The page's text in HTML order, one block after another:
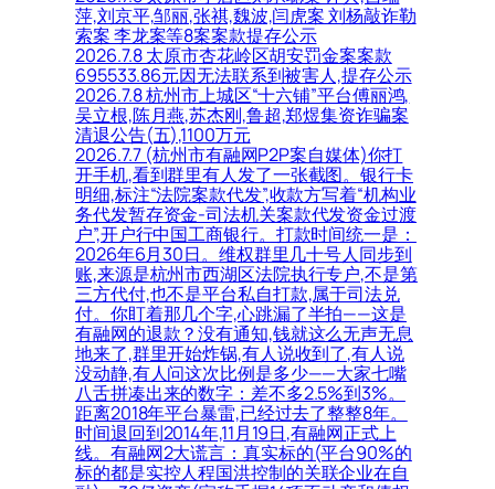
萍,刘京平,邹丽,张祺,魏波,闫虎案 刘杨敲诈勒
索案 李龙案等8案案款提存公示
2026.7.8 太原市杏花岭区胡安罚金案案款
695533.86元因无法联系到被害人,提存公示
2026.7.8 杭州市上城区“十六铺”平台傅丽鸿,
吴立根,陈月燕,苏杰刚,鲁超,郑煜集资诈骗案
清退公告(五),1100万元
2026.7.7 (杭州市有融网P2P案自媒体)你打
开手机,看到群里有人发了一张截图。银行卡
明细,标注“法院案款代发”,收款方写着“机构业
务代发暂存资金-司法机关案款代发资金过渡
户”,开户行中国工商银行。打款时间统一是：
2026年6月30日。维权群里几十号人同步到
账,来源是杭州市西湖区法院执行专户,不是第
三方代付,也不是平台私自打款,属于司法兑
付。你盯着那几个字,心跳漏了半拍——这是
有融网的退款？没有通知,钱就这么无声无息
地来了,群里开始炸锅,有人说收到了,有人说
没动静,有人问这次比例是多少——大家七嘴
八舌拼凑出来的数字：差不多2.5%到3%。
距离2018年平台暴雷,已经过去了整整8年。
时间退回到2014年,11月19日,有融网正式上
线。有融网2大谎言：真实标的(平台90%的
标的都是实控人程国洪控制的关联企业在自